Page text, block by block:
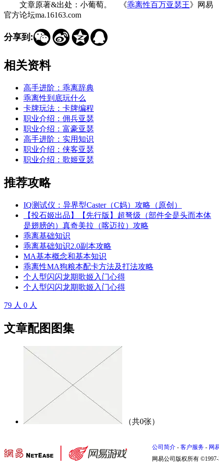
文章原著&出处：小葡萄。 《乖离性百万亚瑟王》网易
官方论坛ma.16163.com
分享到:
相关资料
高手进阶：乖离辞典
乖离性到底玩什么
卡牌玩法：卡牌编程
职业介绍：佣兵亚瑟
职业介绍：富豪亚瑟
高手进阶：实用知识
职业介绍：侠客亚瑟
职业介绍：歌姬亚瑟
推荐攻略
IQ测试仪：异界型Caster（C妈）攻略（原创）
【投石姬出品】【先行版】超弩级（部件全是头而本体
是翅膀的）真奇美拉（喀迈拉）攻略
乖离基础知识
乖离基础知识2.0副本攻略
MA基本概念和基本知识
乖离性MA狗粮本配卡方法及打法攻略
个人型闪闪龙期歌姬入门心得
个人型闪闪龙期歌姬入门心得
79 人 0 人
文章配图图集
（共0张）
公司简介 - 客户服务 - 网
网易公司版权所有